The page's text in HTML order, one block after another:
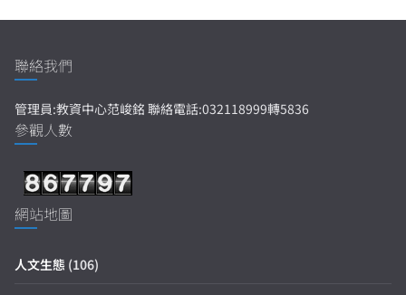
聯絡我們
管理員:教資中心范峻銘 聯絡電話:032118999轉5836
參觀人數
網站地圖
人文生態 (106)